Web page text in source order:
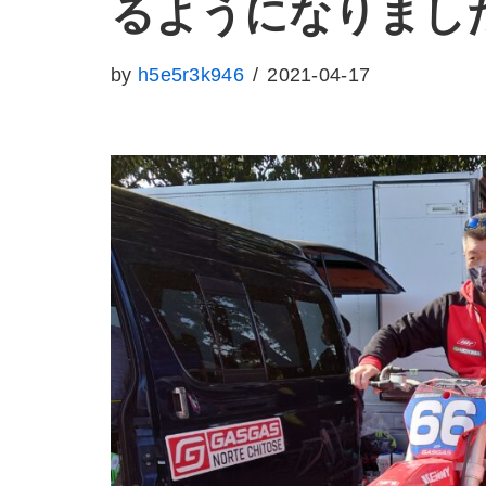
るようになりまし
by h5e5r3k946 2021-04-17